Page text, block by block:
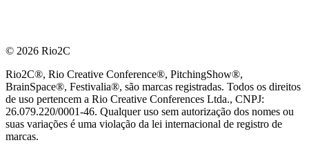
© 2026 Rio2C
Rio2C®, Rio Creative Conference®, PitchingShow®,
BrainSpace®, Festivalia®, são marcas registradas. Todos os direitos
de uso pertencem a Rio Creative Conferences Ltda., CNPJ:
26.079.220/0001-46. Qualquer uso sem autorização dos nomes ou
suas variações é uma violação da lei internacional de registro de
marcas.